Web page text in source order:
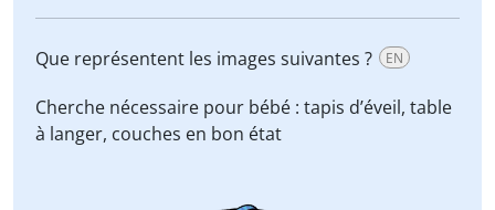
Que représentent les images suivantes ? EN
Cherche nécessaire pour bébé : tapis d’éveil, table
à langer, couches en bon état